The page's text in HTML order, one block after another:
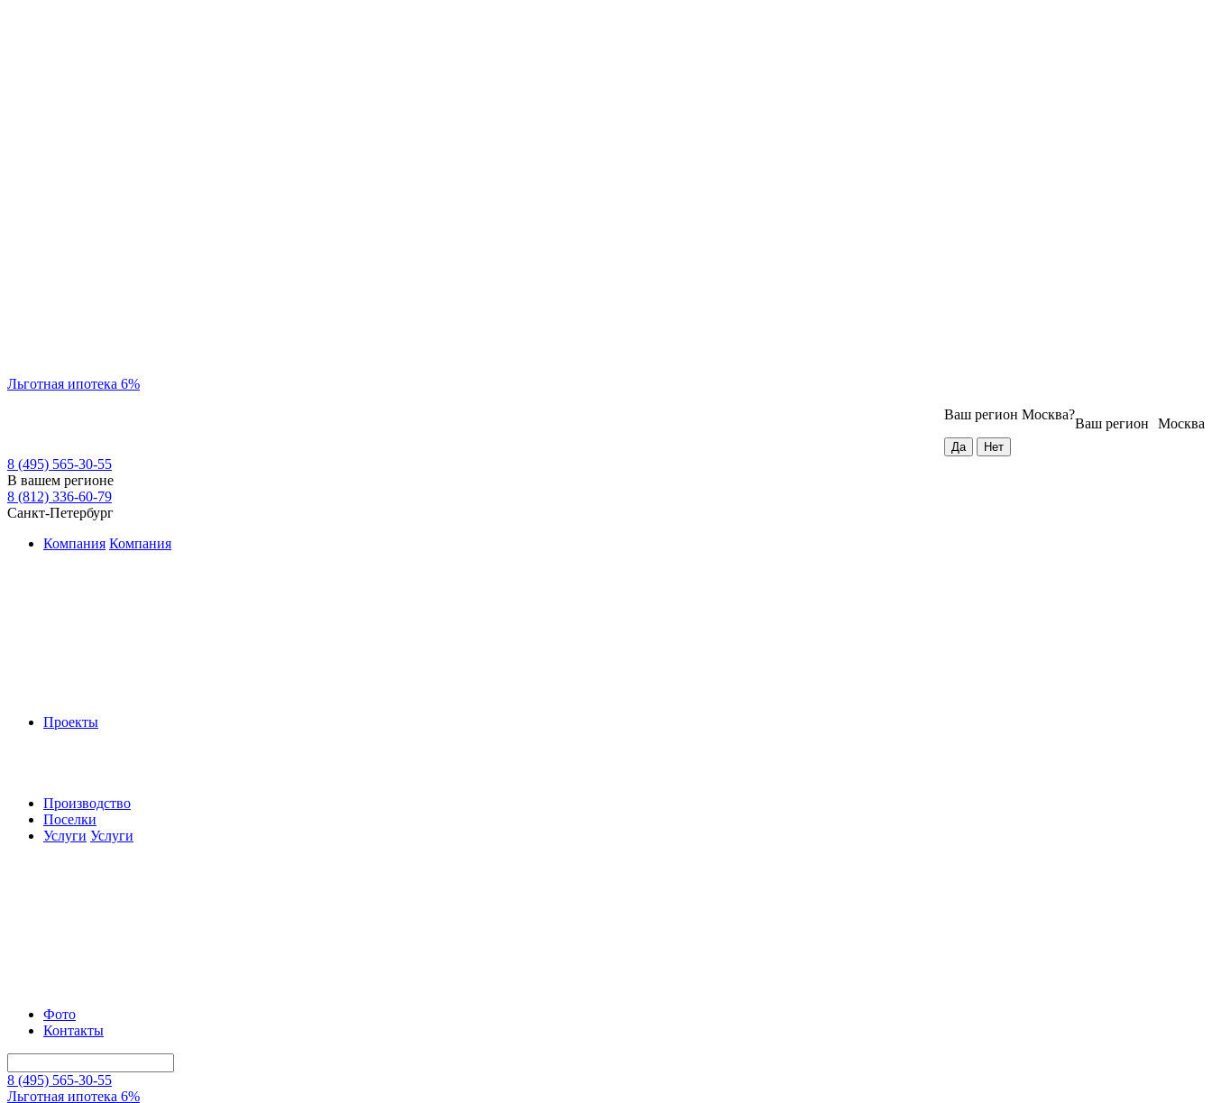
Льготная ипотека 6%
Москва
Ваш регион
Ваш регион Москва?
8 (495) 565-30-55
В вашем регионе
8 (812) 336-60-79
Санкт-Петербург
Компания Компания
Проекты
Производство
Поселки
Услуги Услуги
Фото
Контакты
8 (495) 565-30-55
Льготная ипотека 6%